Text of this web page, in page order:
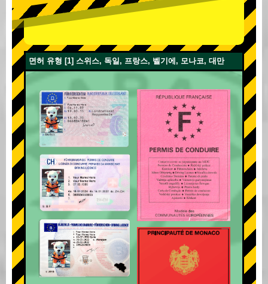
면허 유형 [1] 스위스, 독일, 프랑스, 벨기에, 모나코, 대만